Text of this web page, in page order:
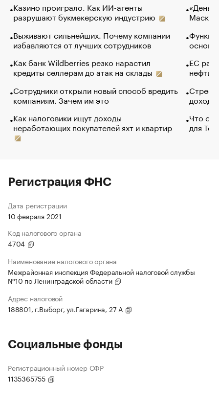
Казино проиграло. Как ИИ-агенты
разрушают букмекерскую индустрию
Выживают сильнейших. Почему компании
избавляются от лучших сотрудников
Как банк Wildberries резко нарастил
кредиты селлерам до атак на склады
Сотрудники открыли новый способ вредить
компаниям. Зачем им это
Как налоговики ищут доходы
неработающих покупателей яхт и квартир
Маск в
основ
ЕС
нефти
Что
для
Регистрация ФНС
Дата регистрации
10 февраля 2021
Код налогового органа
4704
Наименование налогового органа
Межрайонная инспекция Федеральной налоговой службы
№10 по Ленинградской области
Адрес налоговой
188801, г.Выборг, ул.Гагарина, 27 А
Социальные фонды
Регистрационный номер СФР
1135365755